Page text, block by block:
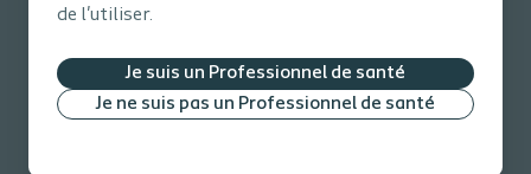
de l'utiliser.
Je suis un Professionnel de santé
Je ne suis pas un Professionnel de santé
Les plaies infectées, les plaies
diabétiques et celles causées
exclusivement ou partiellement